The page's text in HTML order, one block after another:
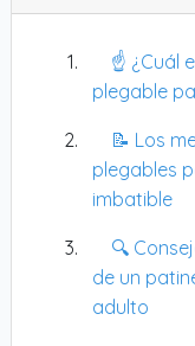
buscas algo
una buena☝️ ¿Cuál
plegable
📝 Los
plegables
imbatible
🔍
de un
adulto